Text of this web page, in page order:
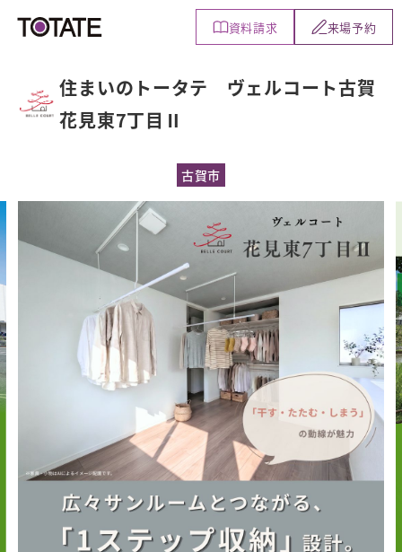
資料請求 来場予約
住まいのトータテ ヴェルコート古賀
花見東7丁目Ⅱ
古賀市